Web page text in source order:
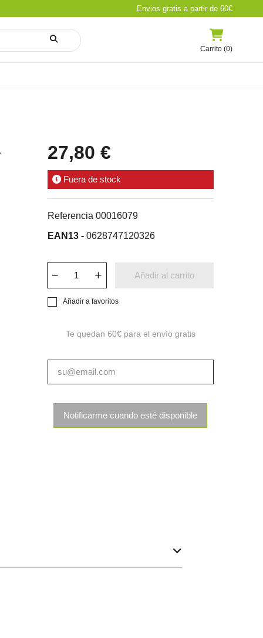
Envios gratis a partir de 60€
Carrito (0)
27,80 €
Fuera de stock
Referencia 00016079
EAN13 - 0628747120326
Añadir al carrito
Añadir a favoritos
Te quedan 60€para el envío gratis
Notificarme cuando esté disponible